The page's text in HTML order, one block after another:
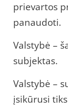
prievartos
panaudoti.
Valstybė –
subjektas.
Valstybė –
įsikūrusi